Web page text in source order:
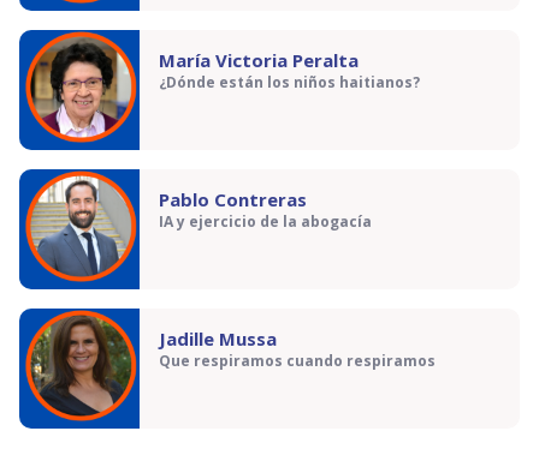
María Victoria Peralta
¿Dónde están los niños haitianos?
Pablo Contreras
IA y ejercicio de la abogacía
Jadille Mussa
Que respiramos cuando respiramos